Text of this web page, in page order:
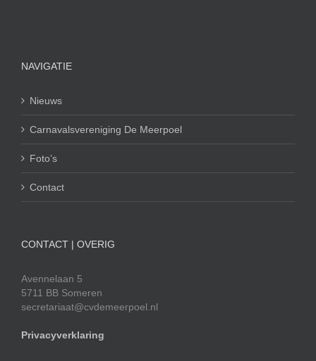
NAVIGATIE
Nieuws
Carnavalsvereniging De Meerpoel
Foto’s
Contact
CONTACT | OVERIG
Avennelaan 5
5711 BB Someren
secretariaat@cvdemeerpoel.nl
Privacyverklaring